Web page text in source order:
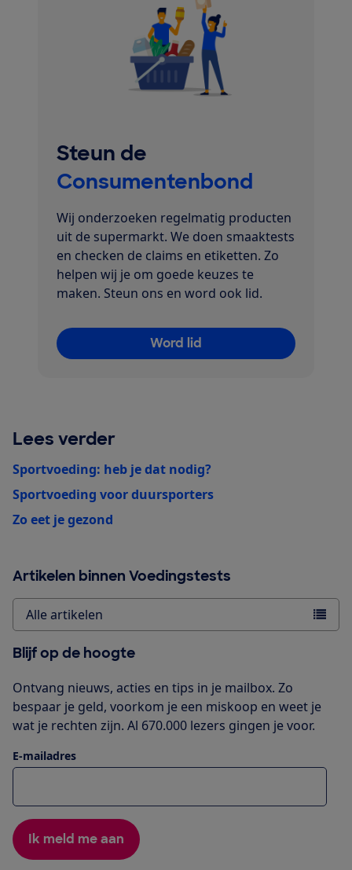
Steun de
Consumentenbond
Wij onderzoeken regelmatig producten
uit de supermarkt. We doen smaaktests
en checken de claims en etiketten. Zo
helpen wij je om goede keuzes te
maken. Steun ons en word ook lid.
Word lid
Lees verder
Sportvoeding: heb je dat nodig?
Sportvoeding voor duursporters
Zo eet je gezond
Artikelen binnen Voedingstests
Alle artikelen
Blijf op de hoogte
Ontvang nieuws, acties en tips in je mailbox. Zo
bespaar je geld, voorkom je een miskoop en weet je
wat je rechten zijn. Al 670.000 lezers gingen je voor.
E-mailadres
Ik meld me aan